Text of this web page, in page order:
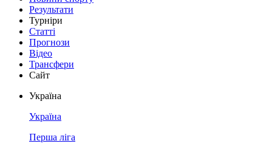
Результати
Турніри
Статті
Прогнози
Відео
Трансфери
Сайт
Україна
Україна
Перша ліга